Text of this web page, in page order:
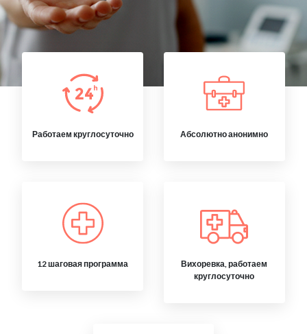
Работаем круглосуточно Абсолютно анонимно
12 шаговая программа
Вихоревка, работаем
круглосуточно